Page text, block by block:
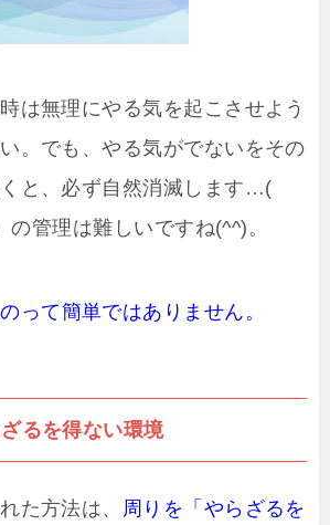
は無理にやる気を起こさせよう
。でも、やる気がでないをその
と、必ず自然消滅します…(
管理は難しいですね(^^)。
って簡単ではありません。
るを得ない環境
た方法は、
周りを「やらざるを